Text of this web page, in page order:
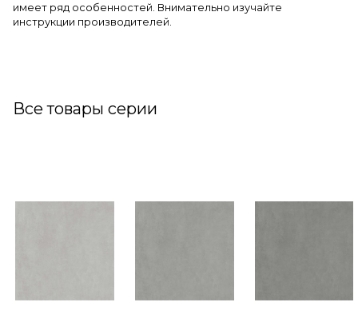
имеет ряд особенностей. Внимательно изучайте
инструкции производителей.
Все товары серии